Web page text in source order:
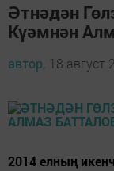
Әтнәдән
Күәмнән
автор, 18 август
2014 елның